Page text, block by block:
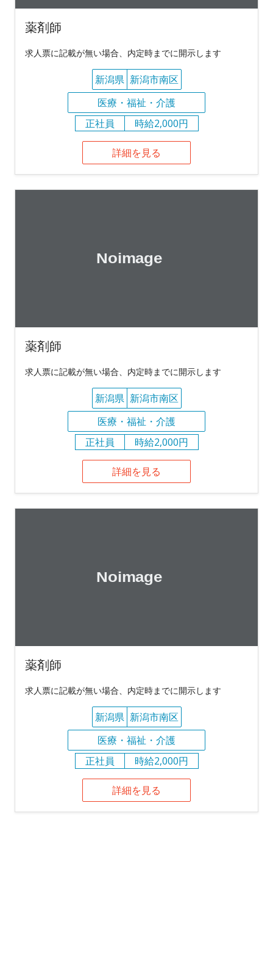
薬剤師
求人票に記載が無い場合、内定時までに開示します
新潟県 新潟市南区
医療・福祉・介護
正社員
時給2,000円
詳細を見る
薬剤師
求人票に記載が無い場合、内定時までに開示します
新潟県 新潟市南区
医療・福祉・介護
正社員
時給2,000円
詳細を見る
薬剤師
求人票に記載が無い場合、内定時までに開示します
新潟県 新潟市南区
医療・福祉・介護
正社員
時給2,000円
詳細を見る